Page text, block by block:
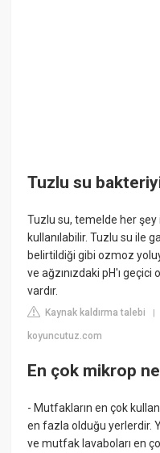
Tuzlu su
Tuzlu su, temelde her
kullanılabilir. Tuzlu su ile
belirtildiği gibi ozmoz
ve ağzınızdaki pH'ı
vardır.
Kaynak kaldırma talebi
koyuncutuz.com
En çok mikrop
- Mutfakların en çok
en fazla olduğu yerlerdir.
ve mutfak lavaboları en